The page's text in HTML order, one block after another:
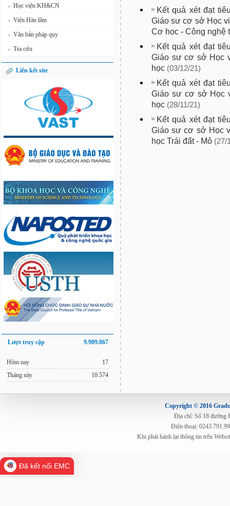
» Học viện KH&CN
» Viện Hàn lâm
» Văn bản pháp quy
» Tra cứu
Liên kết site
Lượt truy cập 9.909.867
Hôm nay
Tháng này
17
10.574
Kết quả xét đạt
Giáo sư cơ sở Học
Cơ học - Công nghệ
Kết quả xét đạt
Giáo sư cơ sở Học
học (03/12/21)
Kết quả xét đạt
Giáo sư cơ sở Học
học (28/11/21)
Kết quả xét đạt
Giáo sư cơ sở Học
học Trái đất - Mỏ (27/
Copyright © 2016
Địa chỉ: Số 18 đường
Điện thoại:
Khi phát hành lại thông tin trên
Đã kết nối EMC